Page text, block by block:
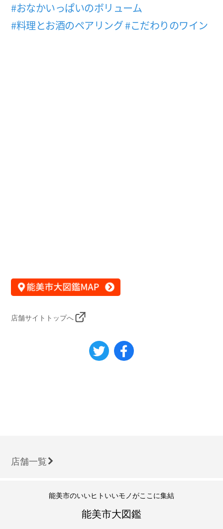
#おなかいっぱいのボリューム
#料理とお酒のペアリング#こだわりのワイン
店舗サイトトップへ
店舗一覧
能美市のいいヒトいいモノがここに集結
能美市大図鑑